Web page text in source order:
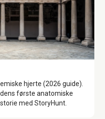
hjerte (2026 guide).
første anatomiske
med StoryHunt.